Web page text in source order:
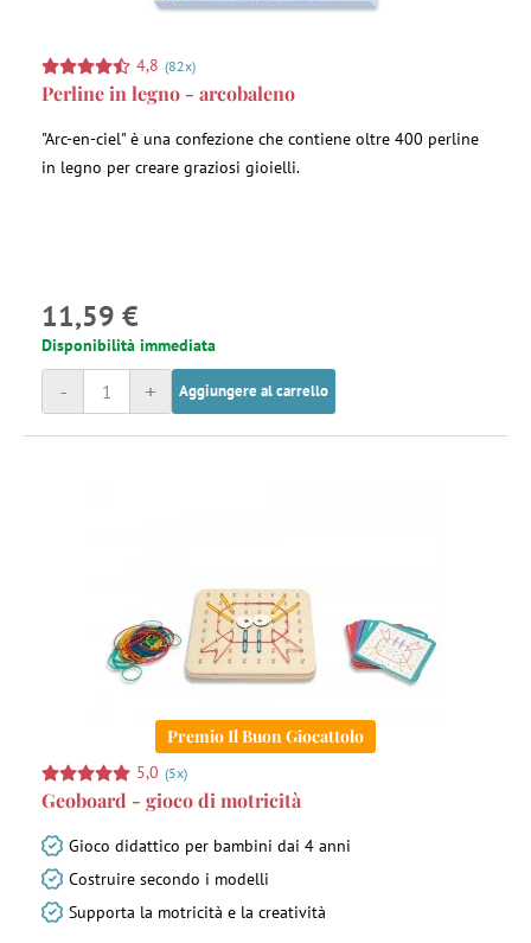
4,8 (82x)
Perline in legno - arcobaleno
"Arc-en-ciel" è una confezione che contiene oltre 400 perline
in legno per creare graziosi gioielli.
11,59 €
Disponibilità immediata
+
- Aggiungere al carrello
Premio Il Buon Giocattolo
5,0 (5x)
Geoboard - gioco di motricità
Gioco didattico per bambini dai 4 anni
Costruire secondo i modelli
Supporta la motricità e la creatività